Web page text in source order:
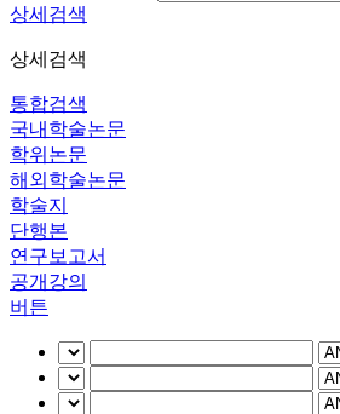
상세검색
상세검색
통합검색
국내학술논문
학위논문
해외학술논문
학술지
단행본
연구보고서
공개강의
버튼